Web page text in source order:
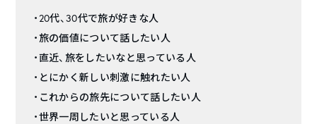
・20代、30代で旅が好きな人
・旅の価値について話したい人
・直近、旅をしたいなと思っている人
・とにかく新しい刺激に触れたい人
・これからの旅先について話したい人
・世界一周したいと思っている人